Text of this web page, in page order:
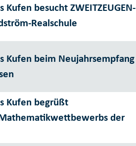
besucht ZWEITZEUGEN-
Realschule
Kufen beim Neujahrsempfang
Kufen begrüßt
der